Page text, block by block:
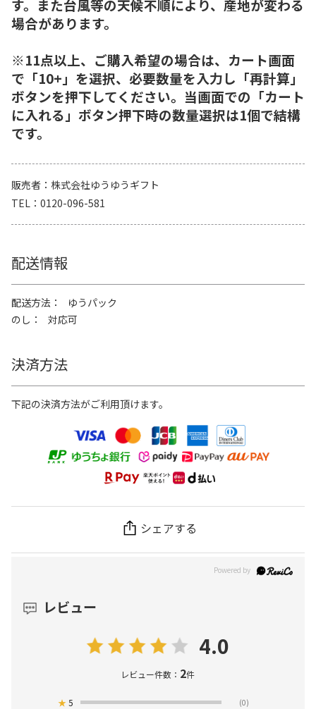
す。また台風等の天候不順により、産地が変わる
場合があります。
※11点以上、ご購入希望の場合は、カート画面
で「10+」を選択、必要数量を入力し「再計算」
ボタンを押下してください。当画面での「カート
に入れる」ボタン押下時の数量選択は1個で結構
です。
販売者
株式会社ゆうゆうギフト
TEL
0120-096-581
配送情報
配送方法
ゆうパック
のし
対応可
決済方法
下記の決済方法がご利用頂けます。
シェアする
レビュー
4.0
レビュー件数： 2件
★5 (0)